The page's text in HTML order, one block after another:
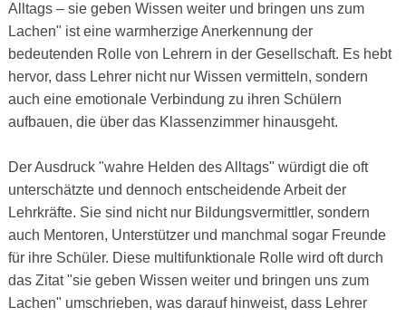
Alltags – sie geben Wissen weiter und bringen uns zum
Lachen" ist eine warmherzige Anerkennung der
bedeutenden Rolle von Lehrern in der Gesellschaft. Es hebt
hervor, dass Lehrer nicht nur Wissen vermitteln, sondern
auch eine emotionale Verbindung zu ihren Schülern
aufbauen, die über das Klassenzimmer hinausgeht.
Der Ausdruck "wahre Helden des Alltags" würdigt die oft
unterschätzte und dennoch entscheidende Arbeit der
Lehrkräfte. Sie sind nicht nur Bildungsvermittler, sondern
auch Mentoren, Unterstützer und manchmal sogar Freunde
für ihre Schüler. Diese multifunktionale Rolle wird oft durch
das Zitat "sie geben Wissen weiter und bringen uns zum
Lachen" umschrieben, was darauf hinweist, dass Lehrer